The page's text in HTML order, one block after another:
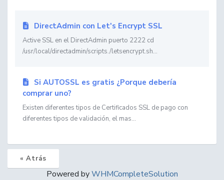
DirectAdmin con Let's Encrypt SSL
Active SSL en el DirectAdmin puerto 2222 cd
/usr/local/directadmin/scripts./letsencrypt.sh...
Si AUTOSSL es gratis ¿Porque debería
comprar uno?
Existen diferentes tipos de Certificados SSL de pago con
diferentes tipos de validación, el mas...
« Atrás
Powered byWHMCompleteSolution